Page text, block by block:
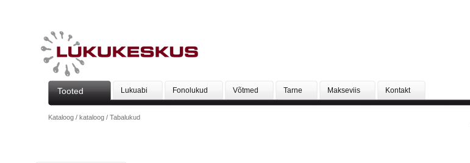
Tooted Lukuabi Fonolukud Võtmed Tarne Makseviis Kontakt
Kataloog /kataloog /Tabalukud